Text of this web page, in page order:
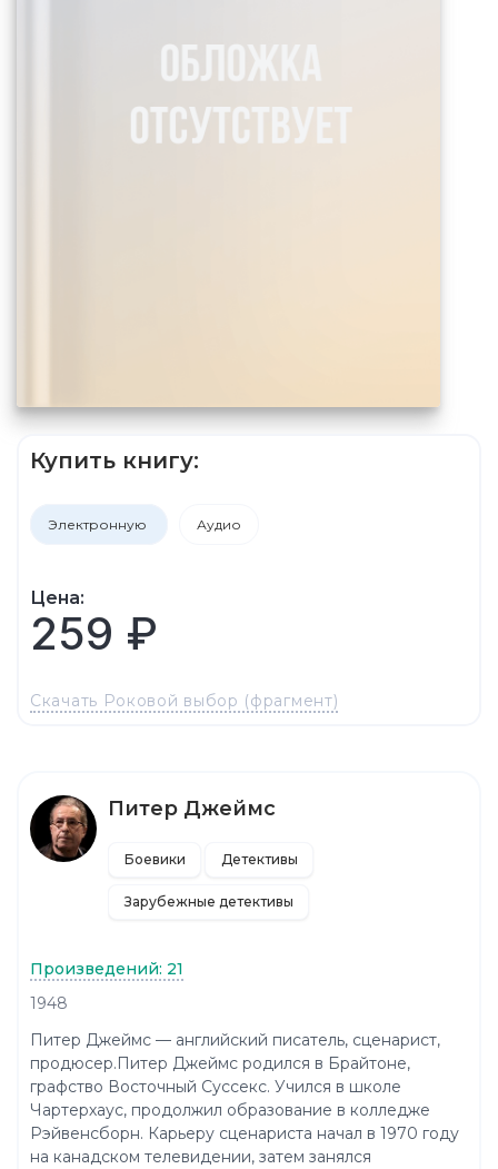
Купить книгу:
Электронную Аудио
Цена:
259 ₽
Скачать Роковой выбор (фрагмент)
Питер Джеймс
Боевики Детективы
Зарубежные детективы
Произведений: 21
1948
Питер Джеймс — английский писатель, сценарист,
продюсер.Питер Джеймс родился в Брайтоне,
графство Восточный Суссекс. Учился в школе
Чартерхаус, продолжил образование в колледже
Рэйвенсборн. Карьеру сценариста начал в 1970 году
на канадском телевидении, затем занялся